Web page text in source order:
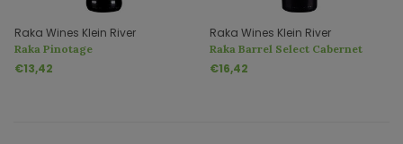
Raka Wines Klein River
Raka Pinotage
€13,42
Raka Wines Klein River
Raka Barrel Select Cabernet
Franc
€16,42